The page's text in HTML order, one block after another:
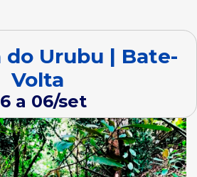
do Urubu | Bate-
Volta
a 06/set